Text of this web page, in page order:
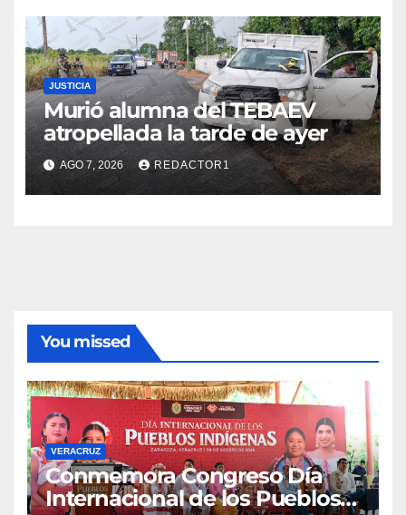
JUSTICIA
Murió alumna del TEBAEV
atropellada la tarde de ayer
AGO 7, 2026 REDACTOR1
You missed
VERACRUZ
Conmemora Congreso Día
Internacional de los Pueblos